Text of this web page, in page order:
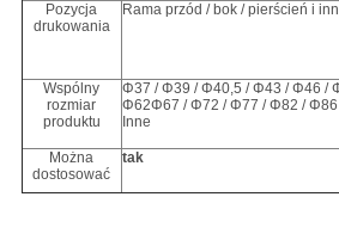
Pozycja
drukowania
Rama przód / bok / pierścień i
Wspólny
rozmiar
produktu
Φ37 / Φ39 / Φ40,5 / Φ43 / Φ46 /
Φ62Φ67 / Φ72 / Φ77 / Φ82 /
Inne
Można
dostosować
tak